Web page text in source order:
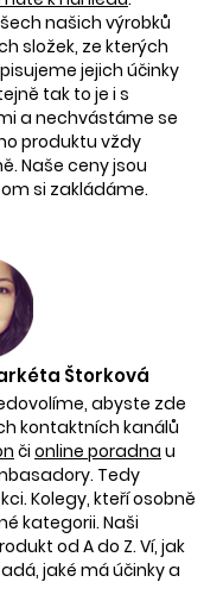
našich výrobků
složek, ze kterých
jejich účinky
tak to je i s
a nechvástáme se
produktu vždy
Naše ceny jsou
si zakládáme.
Štorková
abyste zde
kontaktních kanálů
či online poradna u
Tedy
Kolegy, kteří osobně
kategorii. Naši
od A do Z. Ví, jak
jaké má účinky a